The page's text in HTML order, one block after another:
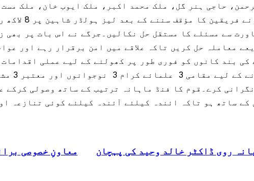
حاجی ہنر گل، ملک محمد اکبر، ملک ایوب خان، ملک
منعقد ہوا
سے مسئلے کا مستقل حل نکالیں۔جرگے نے اس بات پر بھی
معاملہ حل کریں تاکہ علاقے میں امن برقرار رہے اور
بند کانوں کو فوری طور پر کھولنے کے لیے عملی
کے
کرے۔قوم کا فنڈ ماہانہ ترتیب کے ساتھ وصولی کرکے
ساتھ ہو تاکہ ائندہ کیلئے آئندہ کیلئے کوئی تنازعہ
معاونِ خصوصی
روی ڈاکٹر خالد وحید کی پہچان